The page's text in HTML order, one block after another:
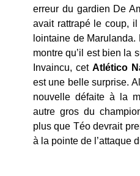
erreur du gardien De
avait rattrapé le coup,
lointaine de Marulanda.
montre qu’il est bien la
Invaincu, cetAtlético
est une belle surprise.
nouvelle défaite à la
autre gros du
plus que Téo devrait
à la pointe de l’attaque